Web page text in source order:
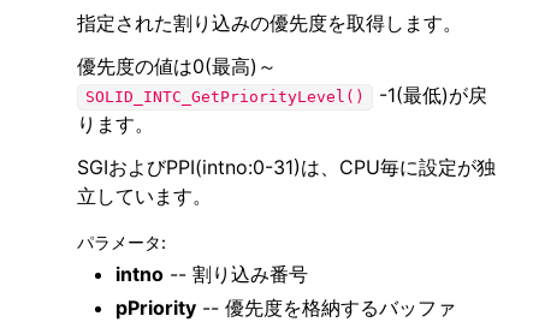
指定された割り込みの優先度を取得します。
優先度の値は0(最高)～
SOLID_INTC_GetPriorityLevel()
-1(最低)が戻
ります。
SGIおよびPPI(intno:0-31)は、CPU毎に設定が独
立しています。
パラメータ:
intno -- 割り込み番号
pPriority -- 優先度を格納するバッファ